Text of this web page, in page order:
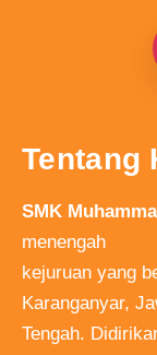
Tentang
SMK
menengah
kejuruan yang
Karanganyar,
Tengah.